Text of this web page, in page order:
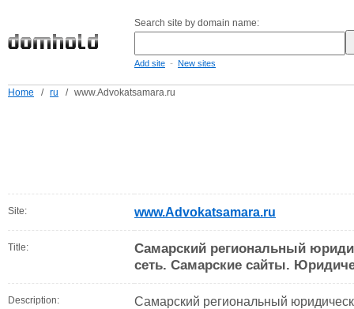
Search site by domain name:
Add site - New sites
Home / ru / www.Advokatsamara.ru
Site: www.Advokatsamara.ru
Title:
Самарский региональный
сеть. Самарские сайты.
Description:
Самарский региональный